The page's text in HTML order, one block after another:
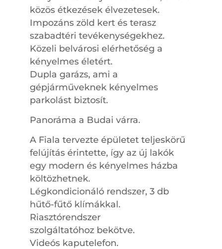
közös étkezések élvezetesek.
Impozáns zöld kert és terasz
szabadtéri tevékenységekhez.
Közeli belvárosi elérhetőség a
kényelmes életért.
Dupla garázs, ami a
gépjárműveknek kényelmes
parkolást biztosít.
Panoráma a Budai várra.
A Fiala tervezte épületet teljeskörű
felújítás érintette, így az új lakók
egy modern és kényelmes házba
költözhetnek.
Légkondicionáló rendszer, 3 db
hűtő-fűtő klímákkal.
Riasztórendszer
szolgáltatóhoz bekötve.
Videós kaputelefon.